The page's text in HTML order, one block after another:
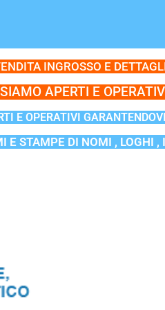
INGROSSO E
SIAMO APERTI E
E OPERATIVI
E STAMPE DI NOMI , LOGHI